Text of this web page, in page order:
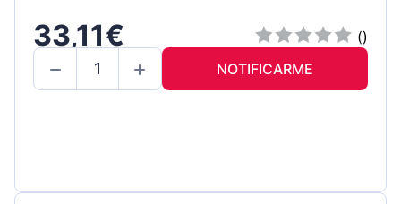
33,11€
()
NOTIFICARME